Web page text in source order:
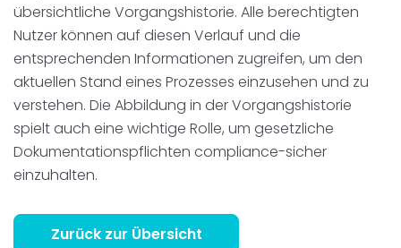
übersichtliche Vorgangshistorie. Alle berechtigten
Nutzer können auf diesen Verlauf und die
entsprechenden Informationen zugreifen, um den
aktuellen Stand eines Prozesses einzusehen und zu
verstehen. Die Abbildung in der Vorgangshistorie
spielt auch eine wichtige Rolle, um gesetzliche
Dokumentationspflichten compliance-sicher
einzuhalten.
Zurück zur Übersicht